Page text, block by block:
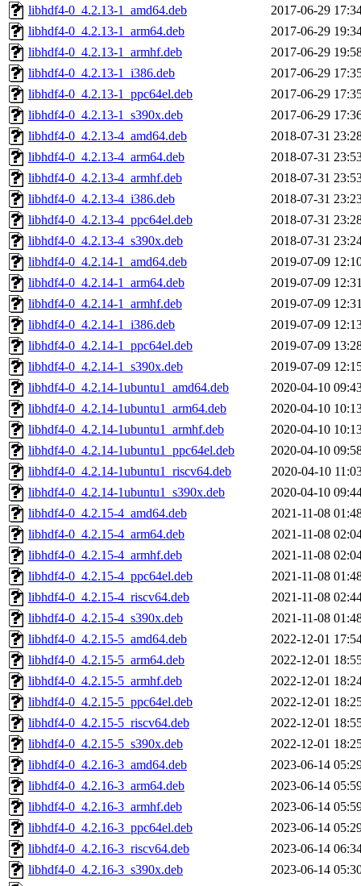
libhdf4-0_4.2.13-1_amd64.deb
2017-06-29
libhdf4-0_4.2.13-1_arm64.deb
2017-06-29
libhdf4-0_4.2.13-1_armhf.deb
2017-06-29
libhdf4-0_4.2.13-1_i386.deb
2017-06-29
libhdf4-0_4.2.13-1_ppc64el.deb
2017-06-29
libhdf4-0_4.2.13-1_s390x.deb
2017-06-29
libhdf4-0_4.2.13-4_amd64.deb
2018-07-31
libhdf4-0_4.2.13-4_arm64.deb
2018-07-31
libhdf4-0_4.2.13-4_armhf.deb
2018-07-31
libhdf4-0_4.2.13-4_i386.deb
2018-07-31
libhdf4-0_4.2.13-4_ppc64el.deb
2018-07-31
libhdf4-0_4.2.13-4_s390x.deb
2018-07-31
libhdf4-0_4.2.14-1_amd64.deb
2019-07-09
libhdf4-0_4.2.14-1_arm64.deb
2019-07-09
libhdf4-0_4.2.14-1_armhf.deb
2019-07-09
libhdf4-0_4.2.14-1_i386.deb
2019-07-09
libhdf4-0_4.2.14-1_ppc64el.deb
2019-07-09
libhdf4-0_4.2.14-1_s390x.deb
2019-07-09
libhdf4-0_4.2.14-1ubuntu1_amd64.deb
2020-04-10
libhdf4-0_4.2.14-1ubuntu1_arm64.deb
2020-04-10
libhdf4-0_4.2.14-1ubuntu1_armhf.deb
2020-04-10
libhdf4-0_4.2.14-1ubuntu1_ppc64el.deb
2020-04-10
libhdf4-0_4.2.14-1ubuntu1_riscv64.deb
2020-04-10
libhdf4-0_4.2.14-1ubuntu1_s390x.deb
2020-04-10
libhdf4-0_4.2.15-4_amd64.deb
2021-11-08
libhdf4-0_4.2.15-4_arm64.deb
2021-11-08
libhdf4-0_4.2.15-4_armhf.deb
2021-11-08
libhdf4-0_4.2.15-4_ppc64el.deb
2021-11-08
libhdf4-0_4.2.15-4_riscv64.deb
2021-11-08
libhdf4-0_4.2.15-4_s390x.deb
2021-11-08
libhdf4-0_4.2.15-5_amd64.deb
2022-12-01
libhdf4-0_4.2.15-5_arm64.deb
2022-12-01
libhdf4-0_4.2.15-5_armhf.deb
2022-12-01
libhdf4-0_4.2.15-5_ppc64el.deb
2022-12-01
libhdf4-0_4.2.15-5_riscv64.deb
2022-12-01
libhdf4-0_4.2.15-5_s390x.deb
2022-12-01
libhdf4-0_4.2.16-3_amd64.deb
2023-06-14
libhdf4-0_4.2.16-3_arm64.deb
2023-06-14
libhdf4-0_4.2.16-3_armhf.deb
2023-06-14
libhdf4-0_4.2.16-3_ppc64el.deb
2023-06-14
libhdf4-0_4.2.16-3_riscv64.deb
2023-06-14
libhdf4-0_4.2.16-3_s390x.deb
2023-06-14